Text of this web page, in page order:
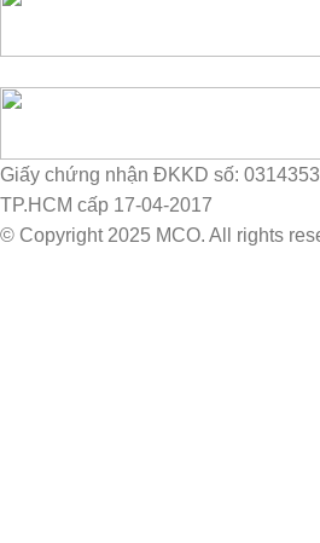
Giấy chứng nhận ĐKKD số:
TP.HCM cấp 17-04-2017
© Copyright 2025 MCO. All rights